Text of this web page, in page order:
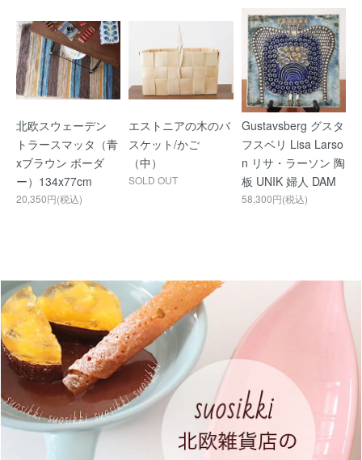
北欧スウェーデン
トラースマッタ（青
xブラウン ボーダ
ー）134x77cm
20,350円(税込)
エストニアの木のバ
スケット/かご
（中）
SOLD OUT
Gustavsberg グスタ
フスベリ Lisa Larso
n リサ・ラーソン 陶
板 UNIK 婦人 DAM
58,300円(税込)